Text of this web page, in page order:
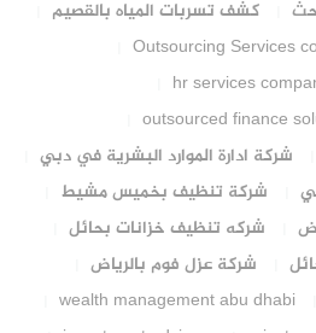
كشف تسربات المياه بالقصيم
Outsourcing Services
hr services
outsourced finance
شركة ادارة الموارد البشرية في دبي
شركة تنظيف بخميس مشيط
شركه تنظيف خزانات بحائل
شركة عزل فوم بالرياض
wealth management abu dhabi